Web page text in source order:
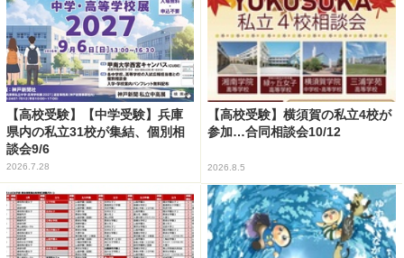
【高校受験】【中学受験】兵庫
県内の私立31校が集結、個別相
談会9/6
2026.7.28
【高校受験】横須賀の私立4校が
参加…合同相談会10/12
2026.8.5